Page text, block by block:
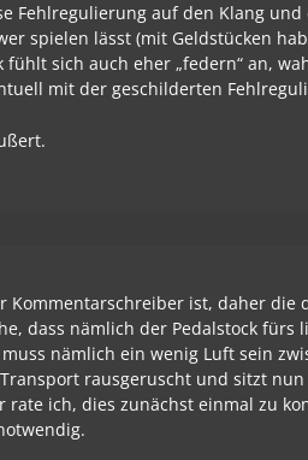
Fehlregulierung auf den Klang
spielen lässt (mit Geldstücken
sich auch eher „federn“ an,
mit der geschilderten
ist, daher die
dass nämlich der Pedalstock fürs
nämlich ein wenig Luft sein
rausgeruscht und sitzt
ich, dies zunächst einmal zu